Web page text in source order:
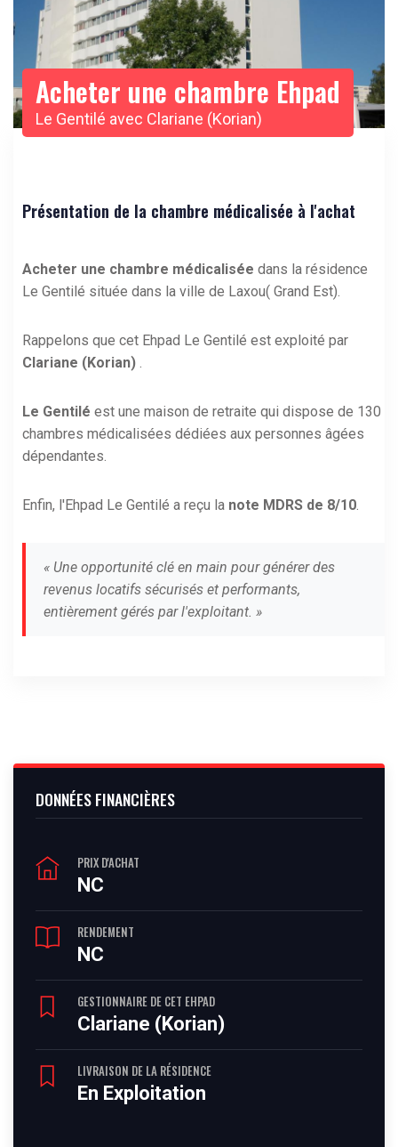
Acheter une chambre Ehpad
Le Gentilé avec Clariane (Korian)
Présentation de la chambre médicalisée à l'achat
Acheter une chambre médicalisée dans la résidence
Le Gentilé située dans la ville de Laxou( Grand Est).
Rappelons que cet Ehpad Le Gentilé est exploité par
Clariane (Korian) .
Le Gentilé est une maison de retraite qui dispose de 130
chambres médicalisées dédiées aux personnes âgées
dépendantes.
Enfin, l'Ehpad Le Gentilé a reçu la note MDRS de 8/10.
« Une opportunité clé en main pour générer des
revenus locatifs sécurisés et performants,
entièrement gérés par l'exploitant. »
DONNÉES FINANCIÈRES
PRIX D'ACHAT
NC
RENDEMENT
NC
GESTIONNAIRE DE CET EHPAD
Clariane (Korian)
LIVRAISON DE LA RÉSIDENCE
En Exploitation